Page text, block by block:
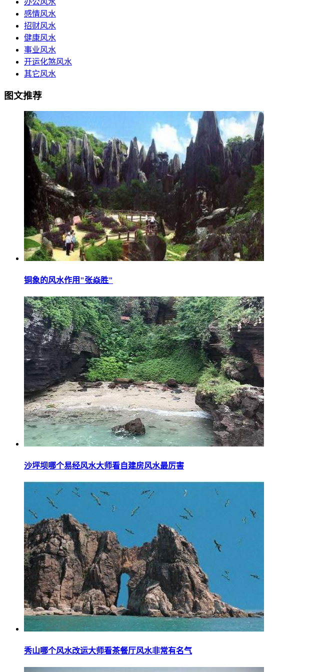
感情风水
招财风水
健康风水
事业风水
开运化煞风水
其它风水
图文推荐
铜象的风水作用"张焱胜"
沙坪坝哪个易经风水大师看自建房风水最厉害
秀山哪个风水改运大师看茶餐厅风水非常有名气